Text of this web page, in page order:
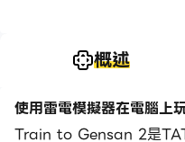
概述
使用雷電模擬器在電腦
Train to Gensan 2是